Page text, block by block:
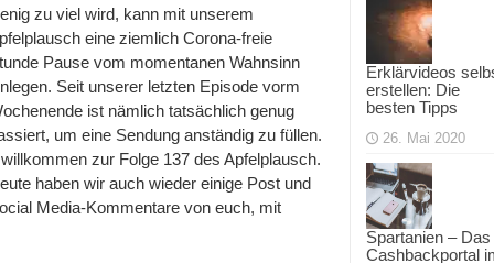
zu viel wird, kann mit unserem
eine ziemlich Corona-freie
Pause vom momentanen Wahnsinn
Seit unserer letzten Episode vorm
ist nämlich tatsächlich genug
um eine Sendung anständig zu füllen.
zur Folge 137 des Apfelplausch.
haben wir auch wieder einige Post und
Media-Kommentare von euch, mit
Erklärvideos
erstellen: Die
besten Tipps
26. Mai 2020
Spartanien – Das
Cashbackportal